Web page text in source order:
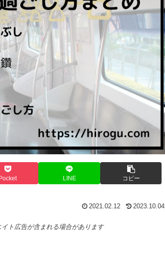
Pocket LINE コピー
2021.02.12 2023.10.04
ト広告が含まれる場合があります